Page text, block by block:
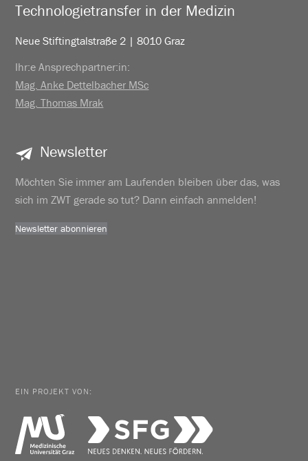
Technologietransfer in der Medizin
Neue Stiftingtalstraße 2 | 8010 Graz
Ihr:e Ansprechpartner:in:
Mag. Anke Dettelbacher MSc
Mag. Thomas Mrak
Newsletter
Möchten Sie immer am Laufenden bleiben über das, was
sich im ZWT gerade so tut? Dann einfach anmelden!
Newsletter abonnieren
EIN PROJEKT VON: